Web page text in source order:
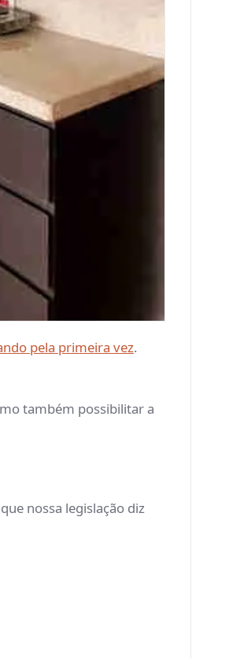
pela primeira vez.
também possibilitar a
nossa legislação diz